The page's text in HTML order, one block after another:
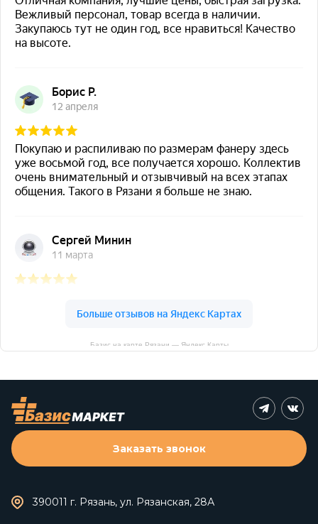
Базис на карте Рязани — Яндекс Карты
390011 г. Рязань, ул. Рязанская, 28А
Заказать звонок